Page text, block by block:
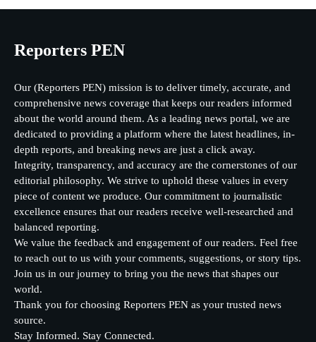
Reporters PEN
Our (Reporters PEN) mission is to deliver timely, accurate, and
comprehensive news coverage that keeps our readers informed
about the world around them. As a leading news portal, we are
dedicated to providing a platform where the latest headlines, in-
depth reports, and breaking news are just a click away.
Integrity, transparency, and accuracy are the cornerstones of our
editorial philosophy. We strive to uphold these values in every
piece of content we produce. Our commitment to journalistic
excellence ensures that our readers receive well-researched and
balanced reporting.
We value the feedback and engagement of our readers. Feel free
to reach out to us with your comments, suggestions, or story tips.
Join us in our journey to bring you the news that shapes our
world.
Thank you for choosing Reporters PEN as your trusted news
source.
Stay Informed. Stay Connected.